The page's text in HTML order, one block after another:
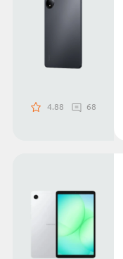
4.88 68